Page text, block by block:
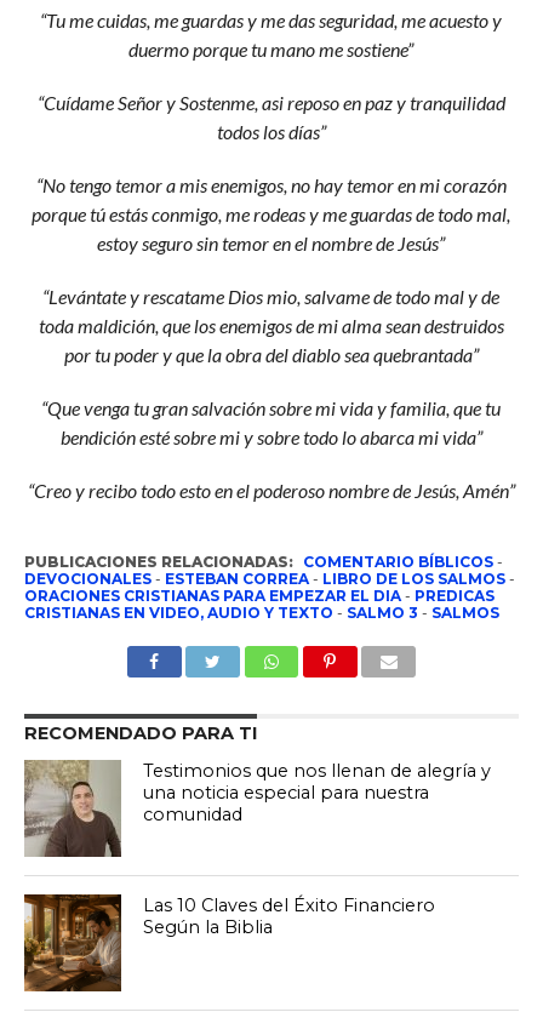
“Tu me cuidas, me guardas y me das seguridad, me acuesto y
duermo porque tu mano me sostiene”
“Cuídame Señor y Sostenme, asi reposo en paz y tranquilidad
todos los días”
“No tengo temor a mis enemigos, no hay temor en mi corazón
porque tú estás conmigo, me rodeas y me guardas de todo mal,
estoy seguro sin temor en el nombre de Jesús”
“Levántate y rescatame Dios mio, salvame de todo mal y de
toda maldición, que los enemigos de mi alma sean destruidos
por tu poder y que la obra del diablo sea quebrantada”
“Que venga tu gran salvación sobre mi vida y familia, que tu
bendición esté sobre mi y sobre todo lo abarca mi vida”
“Creo y recibo todo esto en el poderoso nombre de Jesús, Amén”
PUBLICACIONES RELACIONADAS: COMENTARIO BÍBLICOS-
DEVOCIONALES- ESTEBAN CORREA- LIBRO DE LOS SALMOS-
ORACIONES CRISTIANAS PARA EMPEZAR EL DIA- PREDICAS
CRISTIANAS EN VIDEO, AUDIO Y TEXTO - SALMO 3 - SALMOS
RECOMENDADO PARA TI
Testimonios que nos llenan de alegría y
una noticia especial para nuestra
comunidad
Las 10 Claves del Éxito Financiero
Según la Biblia